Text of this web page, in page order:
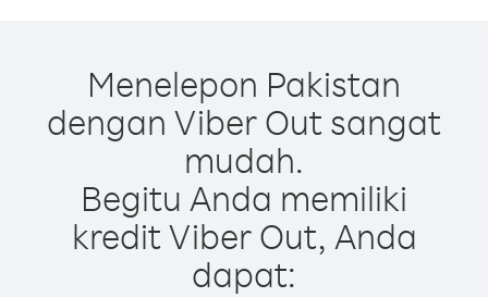
Menelepon Pakistan
dengan Viber Out sangat
mudah.
Begitu Anda memiliki
kredit Viber Out, Anda
dapat: